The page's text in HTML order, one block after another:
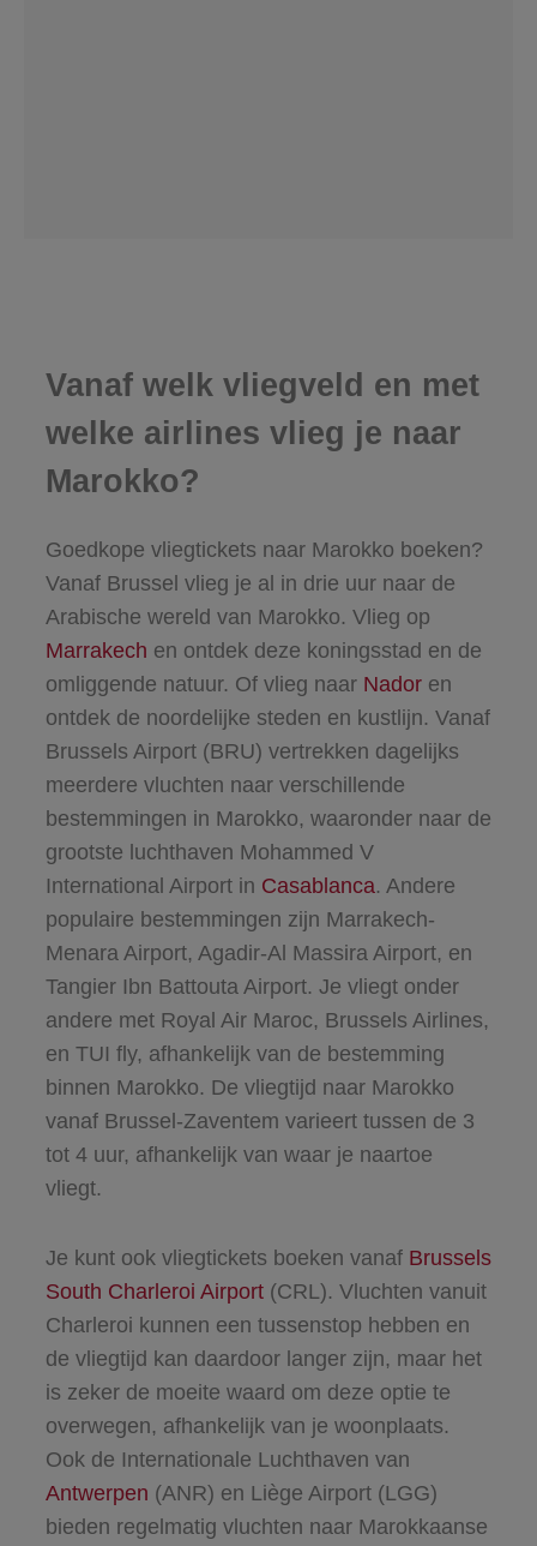
Vanaf welk vliegveld en met
welke airlines vlieg je naar
Marokko?
Goedkope vliegtickets naar Marokko boeken?
Vanaf Brussel vlieg je al in drie uur naar de
Arabische wereld van Marokko. Vlieg op
Marrakech en ontdek deze koningsstad en de
omliggende natuur. Of vlieg naar Nadoren
ontdek de noordelijke steden en kustlijn. Vanaf
Brussels Airport (BRU) vertrekken dagelijks
meerdere vluchten naar verschillende
bestemmingen in Marokko, waaronder naar de
grootste luchthaven Mohammed V
International Airport in Casablanca. Andere
populaire bestemmingen zijn Marrakech-
Menara Airport, Agadir-Al Massira Airport, en
Tangier Ibn Battouta Airport. Je vliegt onder
andere met Royal Air Maroc, Brussels Airlines,
en TUI fly, afhankelijk van de bestemming
binnen Marokko. De vliegtijd naar Marokko
vanaf Brussel-Zaventem varieert tussen de 3
tot 4 uur, afhankelijk van waar je naartoe
vliegt.
Je kunt ook vliegtickets boeken vanaf Brussels
South Charleroi Airport(CRL). Vluchten vanuit
Charleroi kunnen een tussenstop hebben en
de vliegtijd kan daardoor langer zijn, maar het
is zeker de moeite waard om deze optie te
overwegen, afhankelijk van je woonplaats.
Ook de Internationale Luchthaven van
Antwerpen (ANR) en Liège Airport (LGG)
bieden regelmatig vluchten naar Marokkaanse